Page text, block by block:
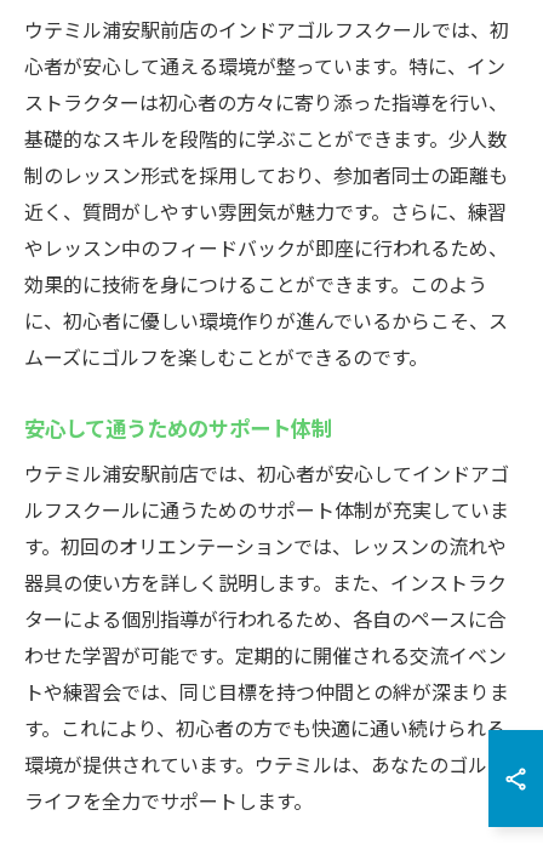
ウテミル浦安駅前店のインドアゴルフスクールでは、初
心者が安心して通える環境が整っています。特に、イン
ストラクターは初心者の方々に寄り添った指導を行い、
基礎的なスキルを段階的に学ぶことができます。少人数
制のレッスン形式を採用しており、参加者同士の距離も
近く、質問がしやすい雰囲気が魅力です。さらに、練習
やレッスン中のフィードバックが即座に行われるため、
効果的に技術を身につけることができます。このよう
に、初心者に優しい環境作りが進んでいるからこそ、ス
ムーズにゴルフを楽しむことができるのです。
安心して通うためのサポート体制
ウテミル浦安駅前店では、初心者が安心してインドアゴ
ルフスクールに通うためのサポート体制が充実していま
す。初回のオリエンテーションでは、レッスンの流れや
器具の使い方を詳しく説明します。また、インストラク
ターによる個別指導が行われるため、各自のペースに合
わせた学習が可能です。定期的に開催される交流イベン
トや練習会では、同じ目標を持つ仲間との絆が深まりま
す。これにより、初心者の方でも快適に通い続けられる
環境が提供されています。ウテミルは、あなたのゴルフ
ライフを全力でサポートします。